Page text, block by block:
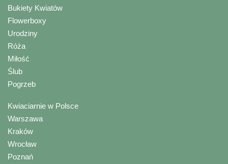
Bukiety Kwiatów
Flowerboxy
Urodziny
Róża
Miłość
Ślub
Pogrzeb
Kwiaciarnie w Polsce
Warszawa
Kraków
Wrocław
Poznań